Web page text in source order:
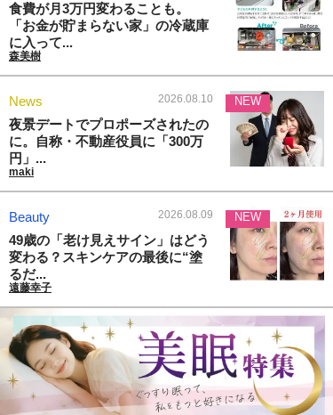
食費が月3万円変わることも。
「お金が貯まらない家」の冷蔵庫
に入って...
森美樹
News 2026.08.10
夜景デートでプロポーズされたの
に。自称・不動産役員に「300万
円」...
maki
NEW
Beauty 2026.08.09
49歳の「老け見えサイン」はどう
変わる？スキンケアの最後に“塗
るだ...
遠藤幸子
NEW